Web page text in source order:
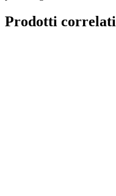
Prodotti correlati